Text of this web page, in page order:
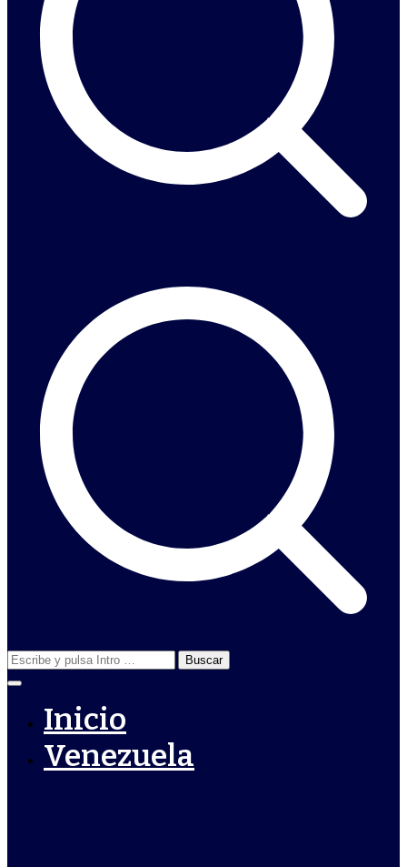
Buscar:
Inicio
Venezuela